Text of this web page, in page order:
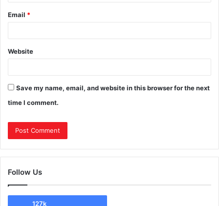
Email *
Website
Save my name, email, and website in this browser for the next
time I comment.
Follow Us
127k